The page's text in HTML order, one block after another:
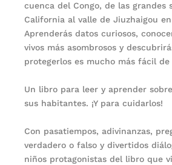
cuenca del Congo, de las grandes
California al valle de Jiuzhaigou
Aprenderás datos curiosos,
vivos más asombrosos y
protegerlos es mucho más fácil
Un libro para leer y aprender
sus habitantes. ¡Y para cuidarlos!
Con pasatiempos, adivinanzas,
verdadero o falso y divertidos
niños protagonistas del libro que